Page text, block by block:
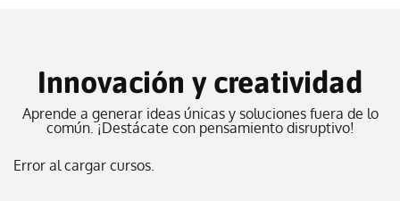
Innovación y creatividad
Aprende a generar ideas únicas y soluciones fuera de lo
común. ¡Destácate con pensamiento disruptivo!
Error al cargar cursos.